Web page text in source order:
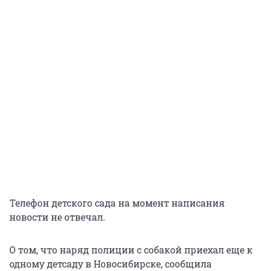
Телефон детского сада на момент написания
новости не отвечал.
О том, что наряд полиции с собакой приехал еще к
одному детсаду в Новосибирске, сообщила